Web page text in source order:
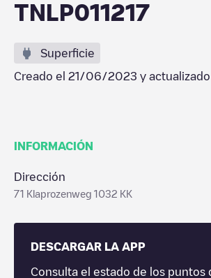
TNLP011217
Superficie
Creado el 21/06/2023 y actualizado
INFORMACIÓN
Dirección
71 Klaprozenweg 1032 KK
DESCARGAR LA APP
Consulta el estado de los puntos